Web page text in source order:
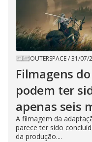
OUTERSPACE/31/07/
Filmagens
podem ter
apenas seis
A filmagem da
parece ter sido
da produção....